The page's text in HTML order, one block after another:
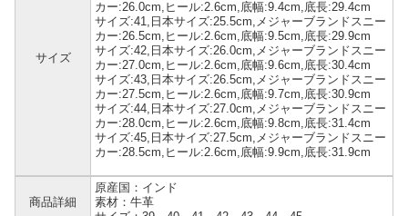
サイズ
カー:26.0cm,ヒール:2.6cm,底幅:9.4cm,底長:29.4cm
サイズ:41,日本サイズ:25.5cm,メジャーブランドスニー
カー:26.5cm,ヒール:2.6cm,底幅:9.5cm,底長:29.9cm
サイズ:42,日本サイズ:26.0cm,メジャーブランドスニー
カー:27.0cm,ヒール:2.6cm,底幅:9.6cm,底長:30.4cm
サイズ:43,日本サイズ:26.5cm,メジャーブランドスニー
カー:27.5cm,ヒール:2.6cm,底幅:9.7cm,底長:30.9cm
サイズ:44,日本サイズ:27.0cm,メジャーブランドスニー
カー:28.0cm,ヒール:2.6cm,底幅:9.8cm,底長:31.4cm
サイズ:45,日本サイズ:27.5cm,メジャーブランドスニー
カー:28.5cm,ヒール:2.6cm,底幅:9.9cm,底長:31.9cm
商品詳細
原産国：インド
素材：牛革